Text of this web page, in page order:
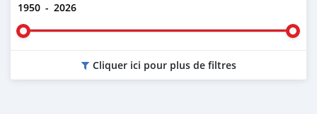
1950 - 2026
Cliquer ici pour plus de filtres